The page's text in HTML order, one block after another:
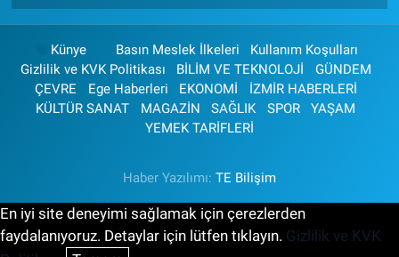
Künye Basın Meslek İlkeleri
Kullanım Koşulları
Gizlilik ve KVK Politikası
BİLİM VE TEKNOLOJİ
GÜNDEM
ÇEVRE
Ege Haberleri EKONOMİ
İZMİR HABERLERİ
KÜLTÜR SANAT
MAGAZİN SAĞLIK SPOR
YAŞAM
YEMEK TARİFLERİ
Haber Yazılımı: TE Bilişim
En iyi site deneyimi sağlamak için çerezlerden
faydalanıyoruz. Detaylar için lütfen tıklayın. Gizlilik ve KVK